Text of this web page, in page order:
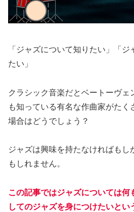
「ジャズについて知りたい」「ジ
たい」
クラシック音楽だとベートーヴェ
も知っている有名な作曲家がた
場合はどうでしょう？
ジャズは興味を持たなければもし
もしれません。
この記事ではジャズについては何
してのジャズを身につけたいと